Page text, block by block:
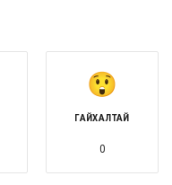
ГАЙХАЛТАЙ
0